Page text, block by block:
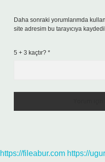
Daha sonraki yorumlarımda
site adresim bu tarayıcıya
5 + 3 kaçtır? *
https://fileabur.com https://